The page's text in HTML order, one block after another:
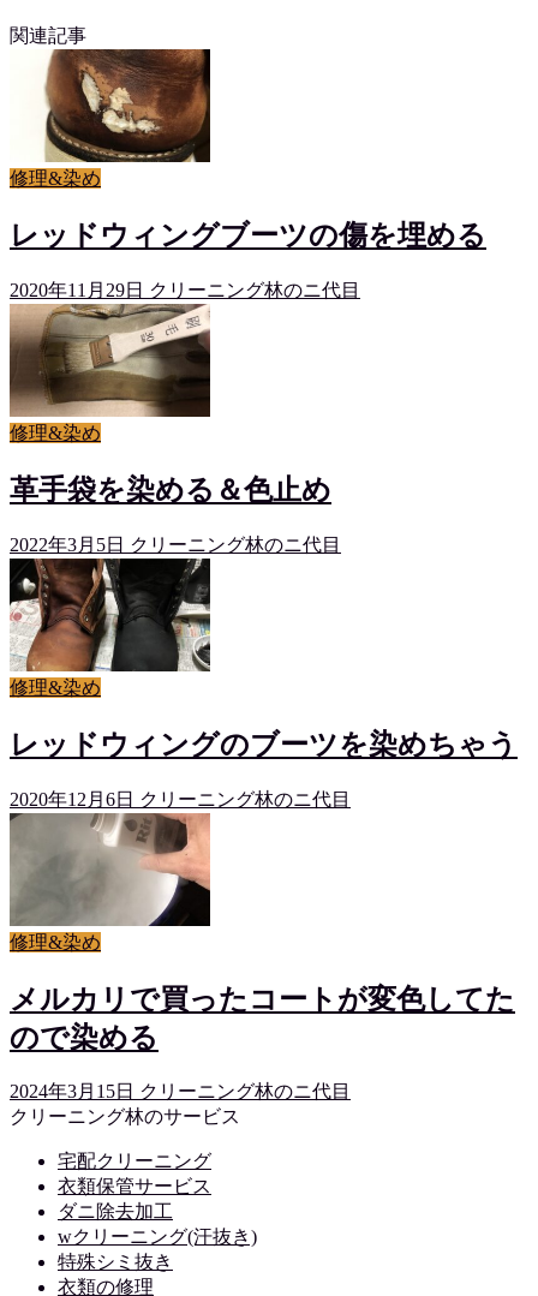
関連記事
修理&染め
レッドウィングブーツの傷を埋める
2020年11月29日 クリーニング林のニ代目
修理&染め
革手袋を染める＆色止め
2022年3月5日 クリーニング林のニ代目
修理&染め
レッドウィングのブーツを染めちゃう
2020年12月6日 クリーニング林のニ代目
修理&染め
メルカリで買ったコートが変色してた
ので染める
2024年3月15日 クリーニング林のニ代目
クリーニング林のサービス
宅配クリーニング
衣類保管サービス
ダニ除去加工
wクリーニング(汗抜き)
特殊シミ抜き
衣類の修理